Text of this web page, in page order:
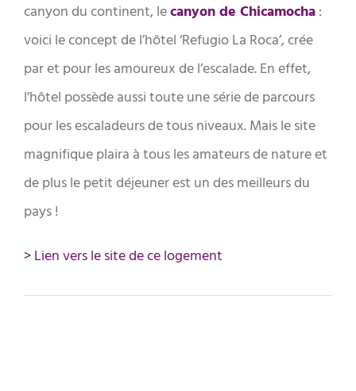
canyon du continent, lecanyon de Chicamocha :
voici le concept de l’hôtel ‘Refugio La Roca’, crée
par et pour les amoureux de l’escalade. En effet,
l’hôtel possède aussi toute une série de parcours
pour les escaladeurs de tous niveaux. Mais le site
magnifique plaira à tous les amateurs de nature et
de plus le petit déjeuner est un des meilleurs du
pays !
> Lien vers le site de ce logement